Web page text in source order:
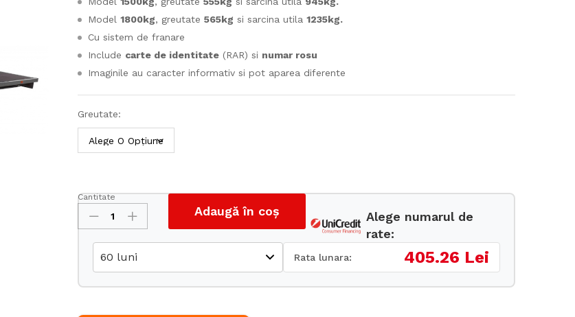
la
20.500 lei
Model1800kg, greutate565kg si sarcina utila1235kg.
Cu sistem de franare
Include carte de identitate (RAR) si numar rosu
Imaginile au caracter informativ si pot aparea diferente
Greutate:
Platforma
simplu
ax
500x200FR
cantitate
Cantitate
Adaugă în coș
Alege numarul de
rate:
Rata lunara: 405.26 Lei